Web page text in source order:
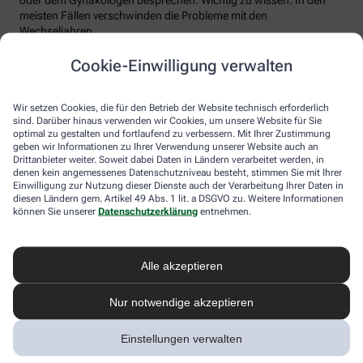
Cookie-Einwilligung verwalten
Wir setzen Cookies, die für den Betrieb der Website technisch erforderlich
sind. Darüber hinaus verwenden wir Cookies, um unsere Website für Sie
optimal zu gestalten und fortlaufend zu verbessern. Mit Ihrer Zustimmung
geben wir Informationen zu Ihrer Verwendung unserer Website auch an
Drittanbieter weiter. Soweit dabei Daten in Ländern verarbeitet werden, in
denen kein angemessenes Datenschutzniveau besteht, stimmen Sie mit Ihrer
Einwilligung zur Nutzung dieser Dienste auch der Verarbeitung Ihrer Daten in
diesen Ländern gem. Artikel 49 Abs. 1 lit. a DSGVO zu. Weitere Informationen
können Sie unserer Datenschutzerklärung entnehmen.
Alle akzeptieren
Nur notwendige akzeptieren
Einstellungen verwalten
meisten Fällen verschwinden die Probleme mit den
Wechseljahren.
Voraussetzung für eine erfolgreiche Behandlung ist allerdings
immer, dass die Endometriose auch als solche erkannt wird.
nehmen und ärztlich abklären lassen. Und sich auf keinen Fall
einreden lassen, sie seien normal.
Melden Sie sich hier an und sichern Sie
sich Ihren 10% Gutschein* für unsere
Apotheke